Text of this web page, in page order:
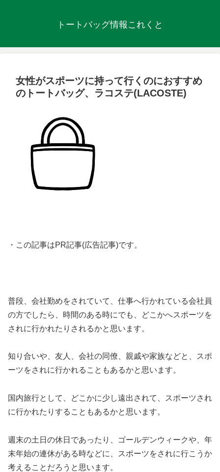
トートバッグ情報これくと
女性がスポーツに持って行くのにおすすめ
のトートバッグ、ラコステ(LACOSTE)
・この記事はPR記事(広告記事)です。
普段、会社勤めをされていて、仕事へ行かれている会社員
の方でしたら、時間のある時にでも、どこかへスポーツを
されに行かれたりされるかと思います。
知り合いや、友人、会社の同僚、親戚や家族などと、スポ
ーツをされに行かれることもあるかと思います。
国内旅行として、どこかに少し遠出されて、スポーツされ
に行かれたりすることもあるかと思います。
週末の土日の休日であったり、ゴールデンウィークや、年
末年始の連休がある時などに、スポーツをされに行こうか
考えることだろうと思います。